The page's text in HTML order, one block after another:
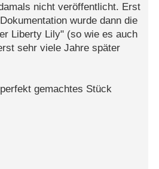
nicht veröffentlicht. Erst
wurde dann die
Liberty Lily" (so wie es auch
sehr viele Jahre später
gemachtes Stück